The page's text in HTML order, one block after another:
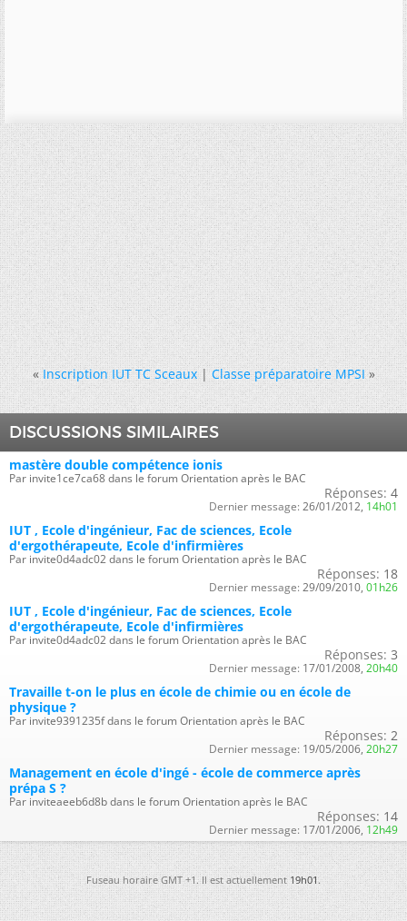
« Inscription IUT TC Sceaux|Classe préparatoire MPSI »
DISCUSSIONS SIMILAIRES
mastère double compétence ionis
Par invite1ce7ca68 dans le forum Orientation après le BAC
Réponses: 4
Dernier message: 26/01/2012, 14h01
IUT , Ecole d'ingénieur, Fac de sciences, Ecole
d'ergothérapeute, Ecole d'infirmières
Par invite0d4adc02 dans le forum Orientation après le BAC
Réponses: 18
Dernier message: 29/09/2010, 01h26
IUT , Ecole d'ingénieur, Fac de sciences, Ecole
d'ergothérapeute, Ecole d'infirmières
Par invite0d4adc02 dans le forum Orientation après le BAC
Réponses: 3
Dernier message: 17/01/2008, 20h40
Travaille t-on le plus en école de chimie ou en école de
physique ?
Par invite9391235f dans le forum Orientation après le BAC
Réponses: 2
Dernier message: 19/05/2006, 20h27
Management en école d'ingé - école de commerce après
prépa S ?
Par inviteaeeb6d8b dans le forum Orientation après le BAC
Réponses: 14
Dernier message: 17/01/2006, 12h49
Fuseau horaire GMT +1. Il est actuellement19h01.